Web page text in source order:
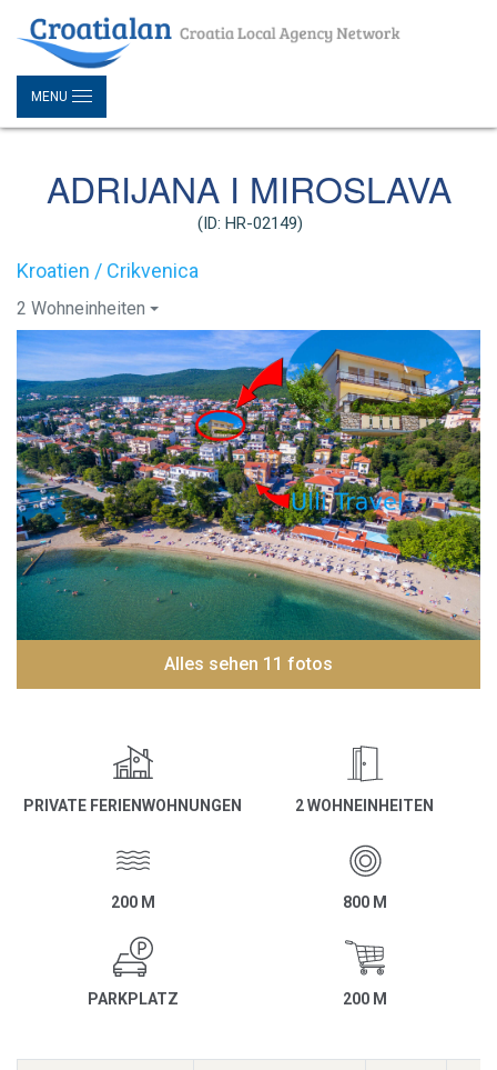
MENU
ADRIJANA I MIROSLAVA
(ID: HR-02149)
Kroatien / Crikvenica
2 Wohneinheiten
Alles sehen 11 fotos
PRIVATE FERIENWOHNUNGEN 2 WOHNEINHEITEN
200 M 800 M
PARKPLATZ 200 M